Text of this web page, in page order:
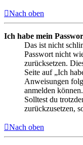
Nach oben
Ich habe mein
Das ist nicht
Passwort nicht
zurücksetzen.
Seite auf „Ich
Anweisungen
anmelden können.
Solltest du
zurückzusetzen,
Nach oben